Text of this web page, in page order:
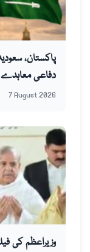
پاکستان،
دفاعی
7 August 2026
وزیراعظم کی